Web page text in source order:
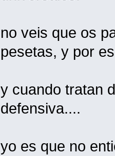
no veis que os
pesetas, y por
y cuando tratan
defensiva....
yo es que no